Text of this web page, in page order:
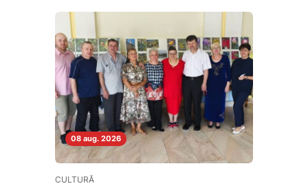
08 aug. 2026
CULTURĂ